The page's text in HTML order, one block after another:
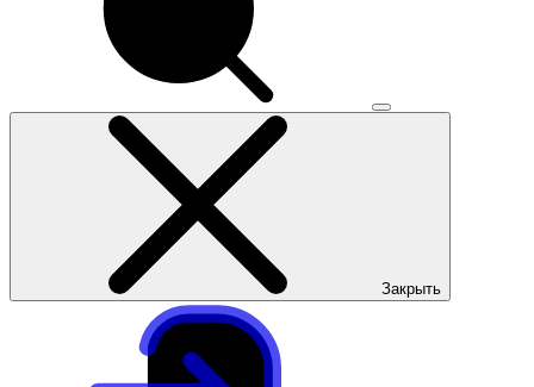
Закрыть